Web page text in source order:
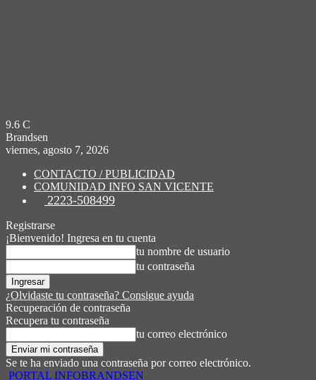
9.6 C
Brandsen
viernes, agosto 7, 2026
CONTACTO / PUBLICIDAD
COMUNIDAD INFO SAN VICENTE
2223-508499
Registrarse
¡Bienvenido! Ingresa en tu cuenta
tu nombre de usuario
tu contraseña
¿Olvidaste tu contraseña? Consigue ayuda
Recuperación de contraseña
Recupera tu contraseña
tu correo electrónico
Se te ha enviado una contraseña por correo electrónico.
PORTAL INFOBRANDSEN